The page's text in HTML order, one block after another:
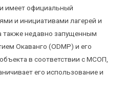
имеет официальный
и инициативами лагерей и
также недавно запущенным
Окаванго (ODMP) и его
в соответствии с МСОП,
его использование и